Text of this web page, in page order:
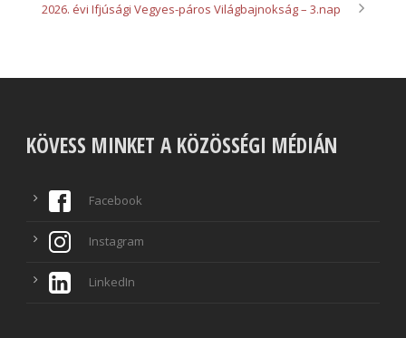
2026. évi Ifjúsági Vegyes-páros Világbajnokság – 3.nap
KÖVESS MINKET A KÖZÖSSÉGI MÉDIÁN
Facebook
Instagram
LinkedIn